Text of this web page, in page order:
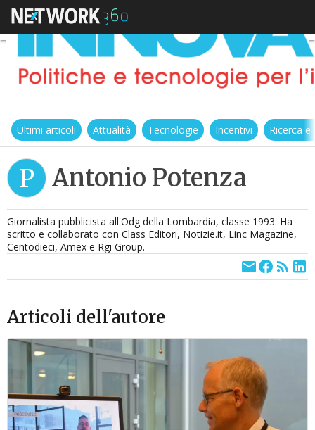
Ultimi articoli Attualità Tecnologie Incentivi Ricerca
P Antonio Potenza
Giornalista pubblicista all'Odg della Lombardia, classe 1993. Ha
scritto e collaborato con Class Editori, Notizie.it, Linc Magazine,
Centodieci, Amex e Rgi Group.
Articoli dell'autore